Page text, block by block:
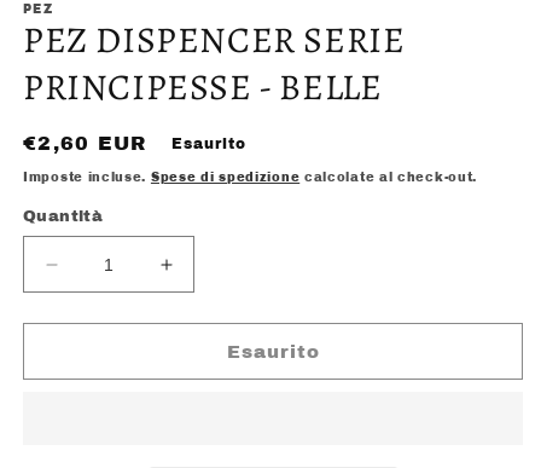
multimediali
1
in
modale
PEZ
PEZ DISPENCER SERIE
PRINCIPESSE - BELLE
Prezzo
di
€2,60 EUR Esaurito
Imposte incluse. Spese di spedizione calcolate al check-out.
Quantità
Diminuisci
quantità
per
DISPENCER
Aumenta
quantità
per
DISPENCER
Esaurito